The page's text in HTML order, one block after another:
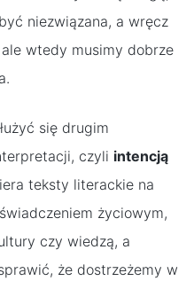
niezwiązana, a wręcz
wtedy musimy dobrze
się drugim
czyli intencją
teksty literackie na
życiowym,
czy wiedzą, a
że dostrzeżemy w